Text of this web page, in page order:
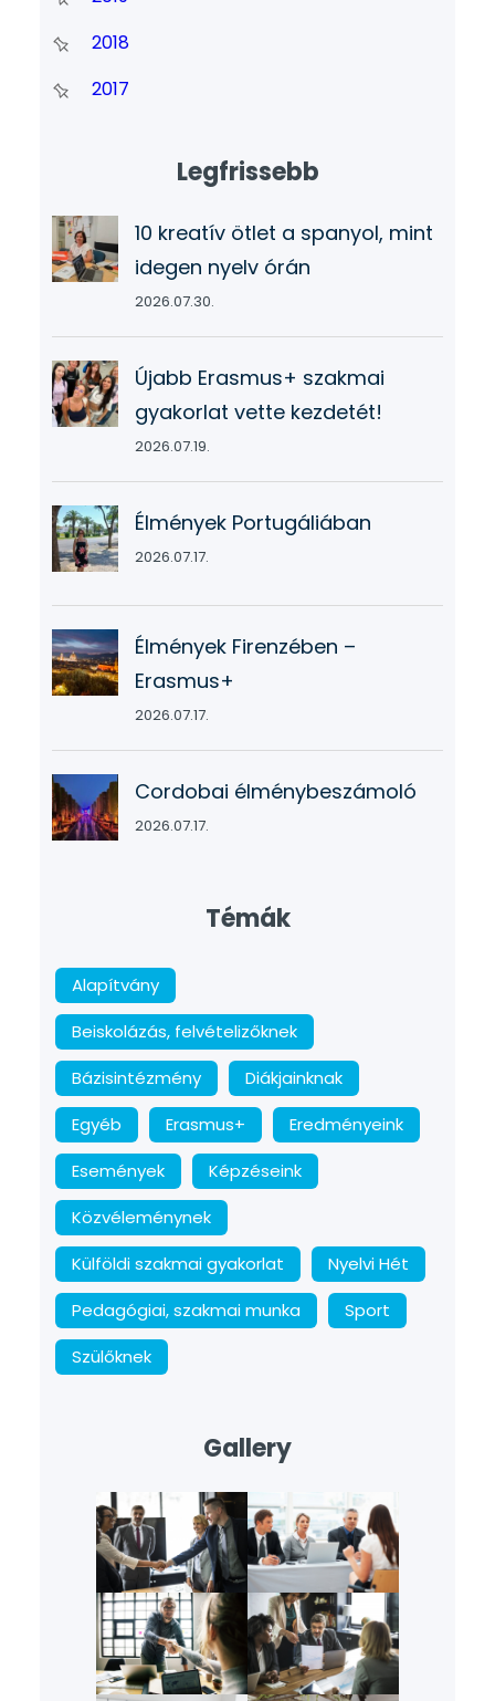
2018
2017
Legfrissebb
10 kreatív ötlet a spanyol, mint
idegen nyelv órán
2026.07.30.
Újabb Erasmus+ szakmai
gyakorlat vette kezdetét!
2026.07.19.
Élmények Portugáliában
2026.07.17.
Élmények Firenzében –
Erasmus+
2026.07.17.
Cordobai élménybeszámoló
2026.07.17.
Témák
Alapítvány
Beiskolázás, felvételizőknek
Bázisintézmény
Diákjainknak
Egyéb
Erasmus+
Eredményeink
Események
Képzéseink
Közvéleménynek
Külföldi szakmai gyakorlat
Nyelvi Hét
Pedagógiai, szakmai munka
Sport
Szülőknek
Gallery